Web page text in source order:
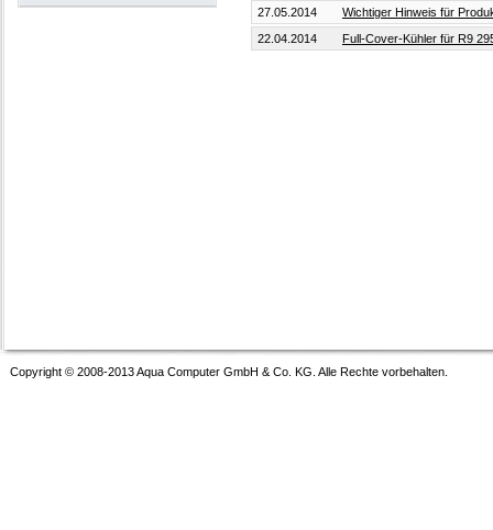
27.05.2014
Wichtiger Hinweis für
22.04.2014
Full-Cover-Kühler für R9
Copyright © 2008-2013 Aqua Computer GmbH & Co. KG. Alle Rechte vorbehalten.